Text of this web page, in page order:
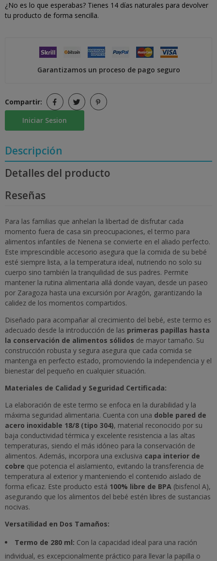
¿No es lo que esperabas? Tienes 14 días naturales para devolver
tu producto de forma sencilla.
Garantizamos un proceso de pago seguro
Compartir:
Iniciar Sesion
Descripción
Detalles del producto
Reseñas
Para las familias que anhelan la libertad de disfrutar cada
momento fuera de casa sin preocupaciones, el termo para
alimentos infantiles de Nenena se convierte en el aliado perfecto.
Este imprescindible accesorio asegura que la comida de su bebé
esté siempre lista, a la temperatura ideal, nutriendo no solo su
cuerpo sino también la tranquilidad de sus padres. Permite
mantener la rutina alimentaria allá donde vayan, desde un paseo
por Zaragoza hasta una excursión por Aragón, garantizando la
calidez de los momentos compartidos.
Diseñado para acompañar al crecimiento del bebé, este termo es
adecuado desde la introducción de las primeras papillas hasta
la conservación de alimentos sólidos de mayor tamaño. Su
construcción robusta y segura asegura que cada comida se
mantenga en perfecto estado, promoviendo la independencia y el
bienestar del pequeño en cualquier situación.
Materiales de Calidad y Seguridad Certificada:
La elaboración de este termo se enfoca en la durabilidad y la
máxima seguridad alimentaria. Cuenta con una doble pared de
acero inoxidable 18/8 (tipo 304), material reconocido por su
baja conductividad térmica y excelente resistencia a las altas
temperaturas, siendo el más idóneo para la conservación de
alimentos. Además, incorpora una exclusiva capa interior de
cobre que potencia el aislamiento, evitando la transferencia de
temperatura al exterior y manteniendo el contenido aislado de
forma eficaz. Este producto está 100% libre de BPA (bisfenol A),
asegurando que los alimentos del bebé estén libres de sustancias
nocivas.
Versatilidad en Dos Tamaños:
Termo de 280 ml: Con la capacidad ideal para una ración
individual, es excepcionalmente práctico para llevar la papilla o